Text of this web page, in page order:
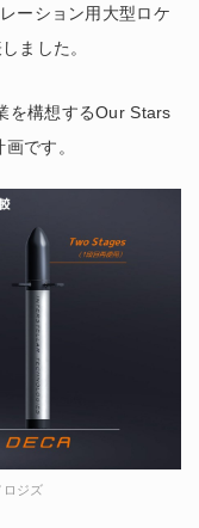
ーション用大型ロケ
ました。
を構想するOur Stars
です。
ジズ